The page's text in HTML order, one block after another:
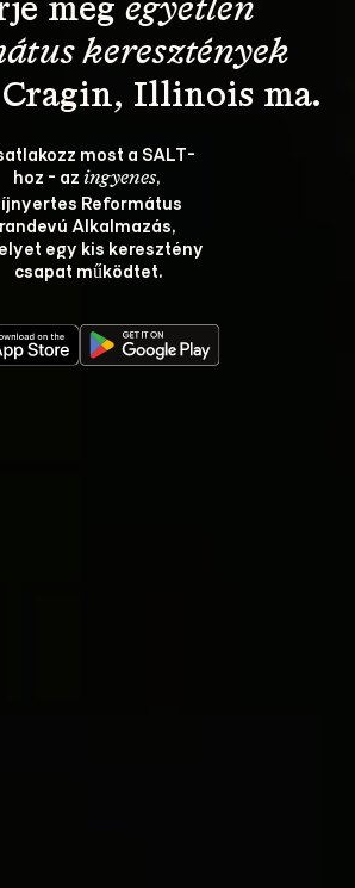
meg egyetlen
keresztények
most a SALT-
hoz - az ingyenes,
Református
randevú Alkalmazás,
egy kis keresztény
csapat működtet.